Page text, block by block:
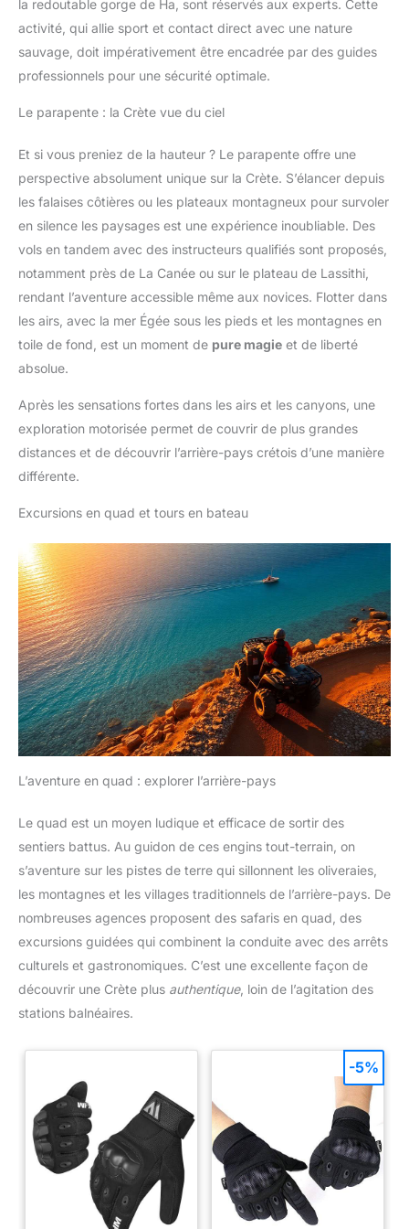
idéal pour toutes vos
nautiques avec une modularité
totale.
la redoutable gorge de Ha, sont réservés aux experts. Cette
activité, qui allie sport et contact direct avec une nature
sauvage, doit impérativement être encadrée par des guides
professionnels pour une sécurité optimale.
Le parapente : la Crète vue du ciel
Et si vous preniez de la hauteur ? Le parapente offre une
perspective absolument unique sur la Crète. S’élancer depuis
les falaises côtières ou les plateaux montagneux pour survoler
en silence les paysages est une expérience inoubliable. Des
vols en tandem avec des instructeurs qualifiés sont proposés,
notamment près de La Canée ou sur le plateau de Lassithi,
rendant l’aventure accessible même aux novices. Flotter dans
les airs, avec la mer Égée sous les pieds et les montagnes en
toile de fond, est un moment de pure magie et de liberté
absolue.
Après les sensations fortes dans les airs et les canyons, une
exploration motorisée permet de couvrir de plus grandes
distances et de découvrir l’arrière-pays crétois d’une manière
différente.
Excursions en quad et tours en bateau
L’aventure en quad : explorer l’arrière-pays
Le quad est un moyen ludique et efficace de sortir des
sentiers battus. Au guidon de ces engins tout-terrain, on
s’aventure sur les pistes de terre qui sillonnent les oliveraies,
les montagnes et les villages traditionnels de l’arrière-pays. De
nombreuses agences proposent des safaris en quad, des
excursions guidées qui combinent la conduite avec des arrêts
culturels et gastronomiques. C’est une excellente façon de
découvrir une Crète plus authentique, loin de l’agitation des
stations balnéaires.
-5%